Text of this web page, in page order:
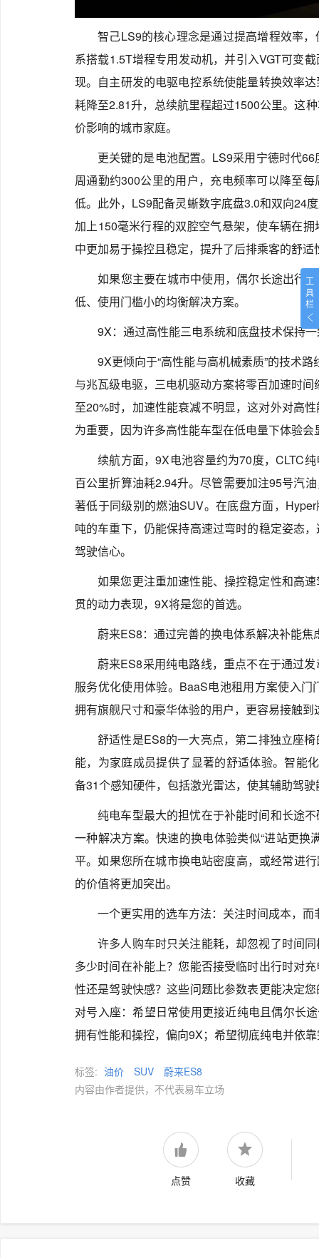
工
具
栏
智己LS9的核心理念是通过提高增程效率
系搭载1.5T增程专用发动机，并引入VGT可变
现。自主研发的电驱电控系统使能量转换效率
耗降至2.81升，总续航里程超过1500公里。这
价影响的城市家庭。
更关键的是电池配置。LS9采用宁德时代
周通勤约300公里的用户，充电频率可以降至
低。此外，LS9配备灵蜥数字底盘3.0和双向24
加上150毫米行程的双腔空气悬架，使车辆在
中更加易于操控且稳定，提升了后排乘客的舒适
如果您主要在城市中使用，偶尔长途出行
低、使用门槛小的均衡解决方案。
9X：通过高性能三电系统和底盘技术保持
9X更倾向于“高性能与高机械素质”的技术
与兆瓦级电驱，三电机驱动方案将零百加速时
至20%时，加速性能衰减不明显，这对外对高
为重要，因为许多高性能车型在低电量下体验会
续航方面，9X电池容量约为70度，CLTC
百公里折算油耗2.94升。尽管需要加注95号汽
著低于同级别的燃油SUV。在底盘方面，
吨的车重下，仍能保持高速过弯时的稳定姿态
驾驶信心。
如果您更注重加速性能、操控稳定性和高
贯的动力表现，9X将是您的首选。
蔚来ES8：通过完善的换电体系解决补能焦
蔚来ES8采用纯电路线，重点不在于通过
服务优化使用体验。BaaS电池租用方案使入
拥有旗舰尺寸和豪华体验的用户，更容易接触
舒适性是ES8的一大亮点，第二排独立座
能，为家庭成员提供了显著的舒适体验。智能
备31个感知硬件，包括激光雷达，使其辅助驾
纯电车型最大的担忧在于补能时间和长途
一种解决方案。快速的换电体验类似“进站更换
平。如果您所在城市换电站密度高，或经常进
的价值将更加突出。
一个更实用的选车方法：关注时间成本，而
许多人购车时只关注能耗，却忽视了时间
多少时间在补能上？您能否接受临时出行时对
性还是驾驶快感？这些问题比参数表更能决定
对号入座：希望日常使用更接近纯电且偶尔长
拥有性能和操控，偏向9X；希望彻底纯电并依
标签: 油价 SUV
蔚来ES8
内容由作者提供，不代表易车立场
点赞 收藏